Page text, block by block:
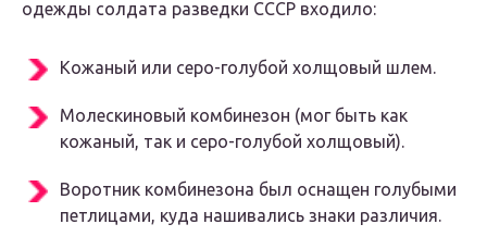
одежды солдата разведки СССР входило:
Кожаный или серо-голубой холщовый шлем.
Молескиновый комбинезон (мог быть как
кожаный, так и серо-голубой холщовый).
Воротник комбинезона был оснащен голубыми
петлицами, куда нашивались знаки различия.